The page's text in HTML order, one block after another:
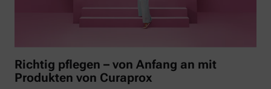
Richtig pflegen – von Anfang an mit
Produkten von Curaprox